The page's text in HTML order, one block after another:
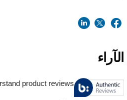
الآراء
product reviews